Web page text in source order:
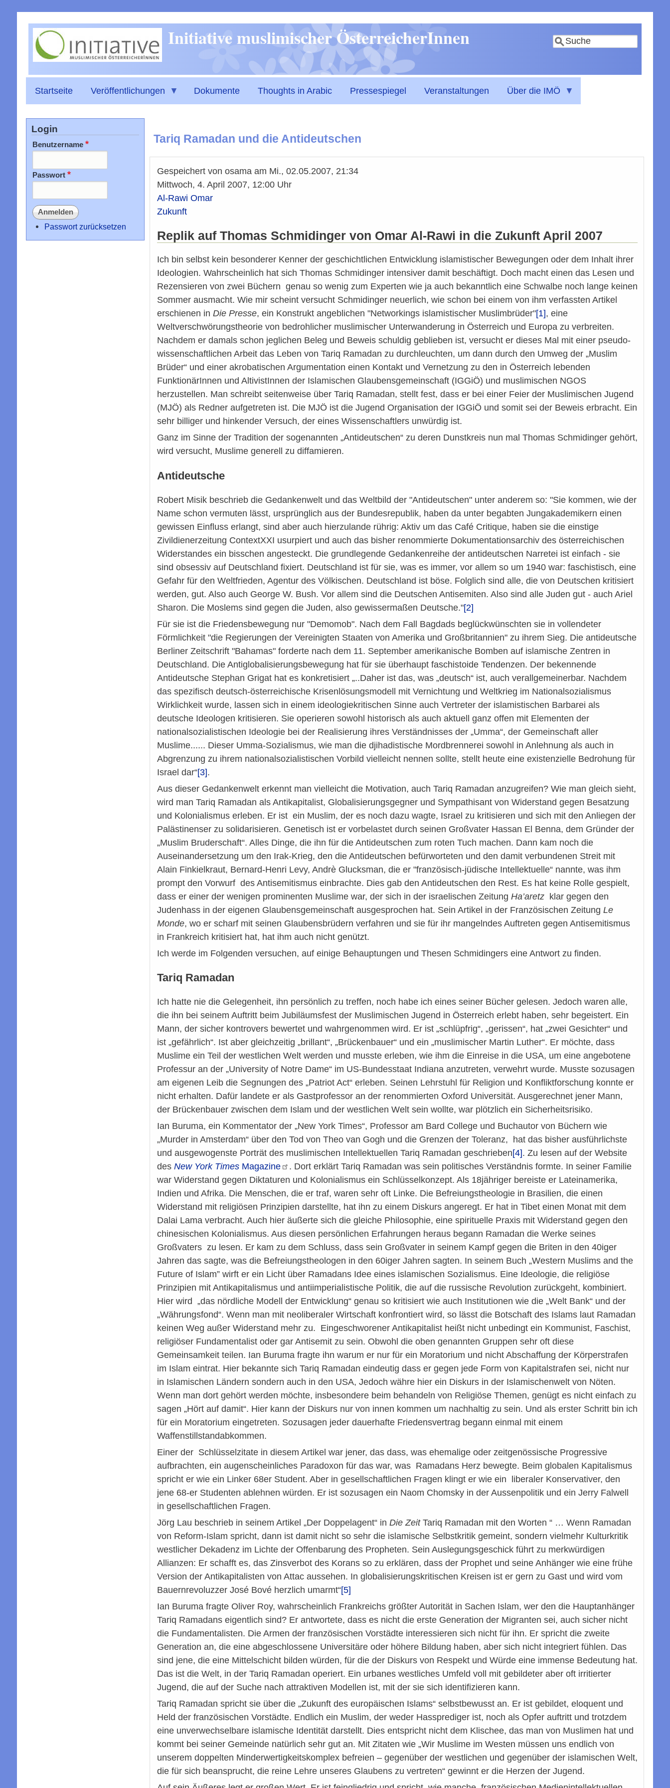
zum
Inhalt
Suche
Initiative muslimischer ÖsterreicherInnen
Startseite Veröffentlichungen Dokumente Thoughts in Arabic Pressespiegel Veranstaltungen Über die IMÖ
Tariq Ramadan und die Antideutschen
Gespeichert von osama am Mi., 02.05.2007, 21:34
Mittwoch, 4. April 2007, 12:00 Uhr
Al-Rawi Omar
Zukunft
Replik auf Thomas Schmidinger von Omar Al-Rawi in die Zukunft April 2007
Ich bin selbst kein besonderer Kenner der geschichtlichen Entwicklung islamistischer Bewegungen oder dem Inhalt ihrer
Ideologien. Wahrscheinlich hat sich Thomas Schmidinger intensiver damit beschäftigt. Doch macht einen das Lesen und
Rezensieren von zwei Büchern genau so wenig zum Experten wie ja auch bekanntlich eine Schwalbe noch lange keinen
Sommer ausmacht. Wie mir scheint versucht Schmidinger neuerlich, wie schon bei einem von ihm verfassten Artikel
erschienen in Die Presse, ein Konstrukt angeblichen "Networkings islamistischer Muslimbrüder"[1], eine
Weltverschwörungstheorie von bedrohlicher muslimischer Unterwanderung in Österreich und Europa zu verbreiten.
Nachdem er damals schon jeglichen Beleg und Beweis schuldig geblieben ist, versucht er dieses Mal mit einer pseudo-
wissenschaftlichen Arbeit das Leben von Tariq Ramadan zu durchleuchten, um dann durch den Umweg der „Muslim
Brüder“ und einer akrobatischen Argumentation einen Kontakt und Vernetzung zu den in Österreich lebenden
FunktionärInnen und AltivistInnen der Islamischen Glaubensgemeinschaft (IGGiÖ) und muslimischen NGOS
herzustellen. Man schreibt seitenweise über Tariq Ramadan, stellt fest, dass er bei einer Feier der Muslimischen Jugend
(MJÖ) als Redner aufgetreten ist. Die MJÖ ist die Jugend Organisation der IGGiÖ und somit sei der Beweis erbracht. Ein
sehr billiger und hinkender Versuch, der eines Wissenschaftlers unwürdig ist.
Ganz im Sinne der Tradition der sogenannten „Antideutschen“ zu deren Dunstkreis nun mal Thomas Schmidinger gehört,
wird versucht, Muslime generell zu diffamieren.
Antideutsche
Robert Misik beschrieb die Gedankenwelt und das Weltbild der "Antideutschen" unter anderem so: "Sie kommen, wie der
Name schon vermuten lässt, ursprünglich aus der Bundesrepublik, haben da unter begabten Jungakademikern einen
gewissen Einfluss erlangt, sind aber auch hierzulande rührig: Aktiv um das Café Critique, haben sie die einstige
Zivildienerzeitung ContextXXI usurpiert und auch das bisher renommierte Dokumentationsarchiv des österreichischen
Widerstandes ein bisschen angesteckt. Die grundlegende Gedankenreihe der antideutschen Narretei ist einfach - sie
sind obsessiv auf Deutschland fixiert. Deutschland ist für sie, was es immer, vor allem so um 1940 war: faschistisch, eine
Gefahr für den Weltfrieden, Agentur des Völkischen. Deutschland ist böse. Folglich sind alle, die von Deutschen kritisiert
werden, gut. Also auch George W. Bush. Vor allem sind die Deutschen Antisemiten. Also sind alle Juden gut - auch Ariel
Sharon. Die Moslems sind gegen die Juden, also gewissermaßen Deutsche."[2]
Für sie ist die Friedensbewegung nur "Demomob". Nach dem Fall Bagdads beglückwünschten sie in vollendeter
Förmlichkeit "die Regierungen der Vereinigten Staaten von Amerika und Großbritannien" zu ihrem Sieg. Die antideutsche
Berliner Zeitschrift "Bahamas" forderte nach dem 11. September amerikanische Bomben auf islamische Zentren in
Deutschland. Die Antiglobalisierungsbewegung hat für sie überhaupt faschistoide Tendenzen. Der bekennende
Antideutsche Stephan Grigat hat es konkretisiert „..Daher ist das, was „deutsch“ ist, auch verallgemeinerbar. Nachdem
das spezifisch deutsch-österreichische Krisenlösungsmodell mit Vernichtung und Weltkrieg im Nationalsozialismus
Wirklichkeit wurde, lassen sich in einem ideologiekritischen Sinne auch Vertreter der islamistischen Barbarei als
deutsche Ideologen kritisieren. Sie operieren sowohl historisch als auch aktuell ganz offen mit Elementen der
nationalsozialistischen Ideologie bei der Realisierung ihres Verständnisses der „Umma“, der Gemeinschaft aller
Muslime...... Dieser Umma-Sozialismus, wie man die djihadistische Mordbrennerei sowohl in Anlehnung als auch in
Abgrenzung zu ihrem nationalsozialistischen Vorbild vielleicht nennen sollte, stellt heute eine existenzielle Bedrohung für
Israel dar“[3].
Aus dieser Gedankenwelt erkennt man vielleicht die Motivation, auch Tariq Ramadan anzugreifen? Wie man gleich sieht,
wird man Tariq Ramadan als Antikapitalist, Globalisierungsgegner und Sympathisant von Widerstand gegen Besatzung
und Kolonialismus erleben. Er ist ein Muslim, der es noch dazu wagte, Israel zu kritisieren und sich mit den Anliegen der
Palästinenser zu solidarisieren. Genetisch ist er vorbelastet durch seinen Großvater Hassan El Benna, dem Gründer der
„Muslim Bruderschaft“. Alles Dinge, die ihn für die Antideutschen zum roten Tuch machen. Dann kam noch die
Auseinandersetzung um den Irak-Krieg, den die Antideutschen befürworteten und den damit verbundenen Streit mit
Alain Finkielkraut, Bernard-Henri Levy, Andrè Glucksman, die er "französisch-jüdische Intellektuelle“ nannte, was ihm
prompt den Vorwurf des Antisemitismus einbrachte. Dies gab den Antideutschen den Rest. Es hat keine Rolle gespielt,
dass er einer der wenigen prominenten Muslime war, der sich in der israelischen Zeitung Ha’aretzklar gegen den
Judenhass in der eigenen Glaubensgemeinschaft ausgesprochen hat. Sein Artikel in der Französischen Zeitung Le
Monde, wo er scharf mit seinen Glaubensbrüdern verfahren und sie für ihr mangelndes Auftreten gegen Antisemitismus
in Frankreich kritisiert hat, hat ihm auch nicht genützt.
Ich werde im Folgenden versuchen, auf einige Behauptungen und Thesen Schmidingers eine Antwort zu finden.
Tariq Ramadan
Ich hatte nie die Gelegenheit, ihn persönlich zu treffen, noch habe ich eines seiner Bücher gelesen. Jedoch waren alle,
die ihn bei seinem Auftritt beim Jubiläumsfest der Muslimischen Jugend in Österreich erlebt haben, sehr begeistert. Ein
Mann, der sicher kontrovers bewertet und wahrgenommen wird. Er ist „schlüpfrig“, „gerissen“, hat „zwei Gesichter“ und
ist „gefährlich“. Ist aber gleichzeitig „brillant“, „Brückenbauer“ und ein „muslimischer Martin Luther“. Er möchte, dass
Muslime ein Teil der westlichen Welt werden und musste erleben, wie ihm die Einreise in die USA, um eine angebotene
Professur an der „University of Notre Dame“ im US-Bundesstaat Indiana anzutreten, verwehrt wurde. Musste sozusagen
am eigenen Leib die Segnungen des „Patriot Act“ erleben. Seinen Lehrstuhl für Religion und Konfliktforschung konnte er
nicht erhalten. Dafür landete er als Gastprofessor an der renommierten Oxford Universität. Ausgerechnet jener Mann,
der Brückenbauer zwischen dem Islam und der westlichen Welt sein wollte, war plötzlich ein Sicherheitsrisiko.
Ian Buruma, ein Kommentator der „New York Times“, Professor am Bard College und Buchautor von Büchern wie
„Murder in Amsterdam“ über den Tod von Theo van Gogh und die Grenzen der Toleranz, hat das bisher ausführlichste
und ausgewogenste Porträt des muslimischen Intellektuellen Tariq Ramadan geschrieben[4]. Zu lesen auf der Website
des New York Times Magazine
. Dort erklärt Tariq Ramadan was sein politisches Verständnis formte. In seiner Familie
war Widerstand gegen Diktaturen und Kolonialismus ein Schlüsselkonzept. Als 18jähriger bereiste er Lateinamerika,
Indien und Afrika. Die Menschen, die er traf, waren sehr oft Linke. Die Befreiungstheologie in Brasilien, die einen
Widerstand mit religiösen Prinzipien darstellte, hat ihn zu einem Diskurs angeregt. Er hat in Tibet einen Monat mit dem
Dalai Lama verbracht. Auch hier äußerte sich die gleiche Philosophie, eine spirituelle Praxis mit Widerstand gegen den
chinesischen Kolonialismus. Aus diesen persönlichen Erfahrungen heraus begann Ramadan die Werke seines
Großvaters zu lesen. Er kam zu dem Schluss, dass sein Großvater in seinem Kampf gegen die Briten in den 40iger
Jahren das sagte, was die Befreiungstheologen in den 60iger Jahren sagten. In seinem Buch „Western Muslims and the
Future of Islam” wirft er ein Licht über Ramadans Idee eines islamischen Sozialismus. Eine Ideologie, die religiöse
Prinzipien mit Antikapitalismus und antiimperialistische Politik, die auf die russische Revolution zurückgeht, kombiniert.
Hier wird „das nördliche Modell der Entwicklung“ genau so kritisiert wie auch Institutionen wie die „Welt Bank“ und der
„Währungsfond“. Wenn man mit neoliberaler Wirtschaft konfrontiert wird, so lässt die Botschaft des Islams laut Ramadan
keinen Weg außer Widerstand mehr zu. Eingeschworener Antikapitalist heißt nicht unbedingt ein Kommunist, Faschist,
religiöser Fundamentalist oder gar Antisemit zu sein. Obwohl die oben genannten Gruppen sehr oft diese
Gemeinsamkeit teilen. Ian Buruma fragte ihn warum er nur für ein Moratorium und nicht Abschaffung der Körperstrafen
im Islam eintrat. Hier bekannte sich Tariq Ramadan eindeutig dass er gegen jede Form von Kapitalstrafen sei, nicht nur
in Islamischen Ländern sondern auch in den USA, Jedoch währe hier ein Diskurs in der Islamischenwelt von Nöten.
Wenn man dort gehört werden möchte, insbesondere beim behandeln von Religiöse Themen, genügt es nicht einfach zu
sagen „Hört auf damit“. Hier kann der Diskurs nur von innen kommen um nachhaltig zu sein. Und als erster Schritt bin ich
für ein Moratorium eingetreten. Sozusagen jeder dauerhafte Friedensvertrag begann einmal mit einem
Waffenstillstandabkommen.
Einer der Schlüsselzitate in diesem Artikel war jener, das dass, was ehemalige oder zeitgenössische Progressive
aufbrachten, ein augenscheinliches Paradoxon für das war, was Ramadans Herz bewegte. Beim globalen Kapitalismus
spricht er wie ein Linker 68er Student. Aber in gesellschaftlichen Fragen klingt er wie ein liberaler Konservativer, den
jene 68-er Studenten ablehnen würden. Er ist sozusagen ein Naom Chomsky in der Aussenpolitik und ein Jerry Falwell
in gesellschaftlichen Fragen.
Jörg Lau beschrieb in seinem Artikel „Der Doppelagent“ in Die ZeitTariq Ramadan mit den Worten “ … Wenn Ramadan
von Reform-Islam spricht, dann ist damit nicht so sehr die islamische Selbstkritik gemeint, sondern vielmehr Kulturkritik
westlicher Dekadenz im Lichte der Offenbarung des Propheten. Sein Auslegungsgeschick führt zu merkwürdigen
Allianzen: Er schafft es, das Zinsverbot des Korans so zu erklären, dass der Prophet und seine Anhänger wie eine frühe
Version der Antikapitalisten von Attac aussehen. In globalisierungskritischen Kreisen ist er gern zu Gast und wird vom
Bauernrevoluzzer José Bové herzlich umarmt“[5]
Ian Buruma fragte Oliver Roy, wahrscheinlich Frankreichs größter Autorität in Sachen Islam, wer den die Hauptanhänger
Tariq Ramadans eigentlich sind? Er antwortete, dass es nicht die erste Generation der Migranten sei, auch sicher nicht
die Fundamentalisten. Die Armen der französischen Vorstädte interessieren sich nicht für ihn. Er spricht die zweite
Generation an, die eine abgeschlossene Universitäre oder höhere Bildung haben, aber sich nicht integriert fühlen. Das
sind jene, die eine Mittelschicht bilden würden, für die der Diskurs von Respekt und Würde eine immense Bedeutung hat.
Das ist die Welt, in der Tariq Ramadan operiert. Ein urbanes westliches Umfeld voll mit gebildeter aber oft irritierter
Jugend, die auf der Suche nach attraktiven Modellen ist, mit der sie sich identifizieren kann.
Tariq Ramadan spricht sie über die „Zukunft des europäischen Islams“ selbstbewusst an. Er ist gebildet, eloquent und
Held der französischen Vorstädte. Endlich ein Muslim, der weder Hassprediger ist, noch als Opfer auftritt und trotzdem
eine unverwechselbare islamische Identität darstellt. Dies entspricht nicht dem Klischee, das man von Muslimen hat und
kommt bei seiner Gemeinde natürlich sehr gut an. Mit Zitaten wie „Wir Muslime im Westen müssen uns endlich von
unserem doppelten Minderwertigkeitskomplex befreien – gegenüber der westlichen und gegenüber der islamischen Welt,
die für sich beansprucht, die reine Lehre unseres Glaubens zu vertreten“ gewinnt er die Herzen der Jugend.
Login
Benutzername
Passwort
Passwort zurücksetzen